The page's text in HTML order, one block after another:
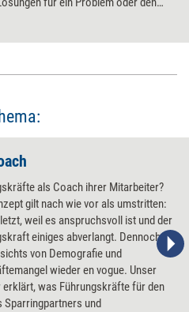
als Coach ihrer Mitarbeiter?
gilt nach wie vor als umstritten:
weil es anspruchsvoll ist und der
einiges abverlangt. Dennoch ist
von Demografie und
wieder en vogue. Unser
erklärt, was Führungskräfte für den
Sparringpartners und